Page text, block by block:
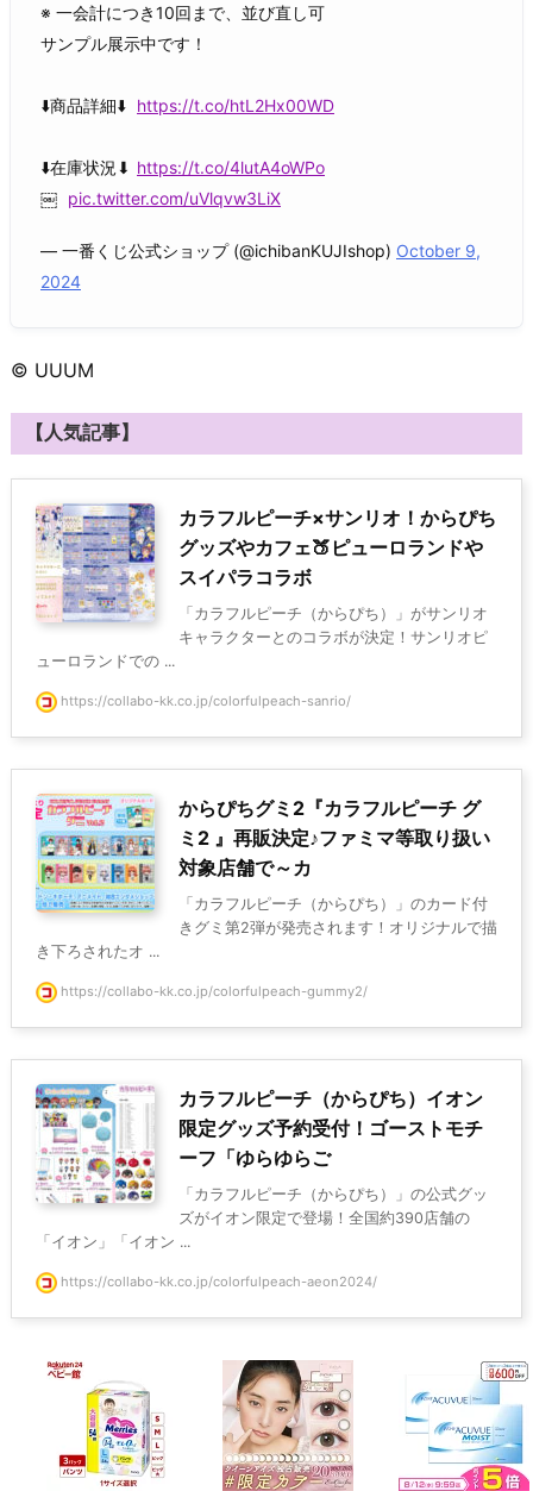
※ 一会計につき10回まで、並び直し可
サンプル展示中です！
⬇️商品詳細⬇️ https://t.co/htL2Hx00WD
⬇️在庫状況⬇ https://t.co/4lutA4oWPo
￼ pic.twitter.com/uVlqvw3LiX
— 一番くじ公式ショップ (@ichibanKUJIshop) October 9,
2024
© UUUM
【人気記事】
カラフルピーチ×サンリオ！からぴち
グッズやカフェ🍑ピューロランドや
スイパラコラボ
「カラフルピーチ（からぴち）」がサンリオ
キャラクターとのコラボが決定！サンリオピ
ューロランドでの ...
https://collabo-kk.co.jp/colorfulpeach-sanrio/
からぴちグミ2『カラフルピーチ グ
ミ2 』再販決定♪ファミマ等取り扱い
対象店舗で～カ
「カラフルピーチ（からぴち）」のカード付
きグミ第2弾が発売されます！オリジナルで描
き下ろされたオ ...
https://collabo-kk.co.jp/colorfulpeach-gummy2/
カラフルピーチ（からぴち）イオン
限定グッズ予約受付！ゴーストモチ
ーフ「ゆらゆらご
「カラフルピーチ（からぴち）」の公式グッ
ズがイオン限定で登場！全国約390店舗の
「イオン」「イオン ...
https://collabo-kk.co.jp/colorfulpeach-aeon2024/